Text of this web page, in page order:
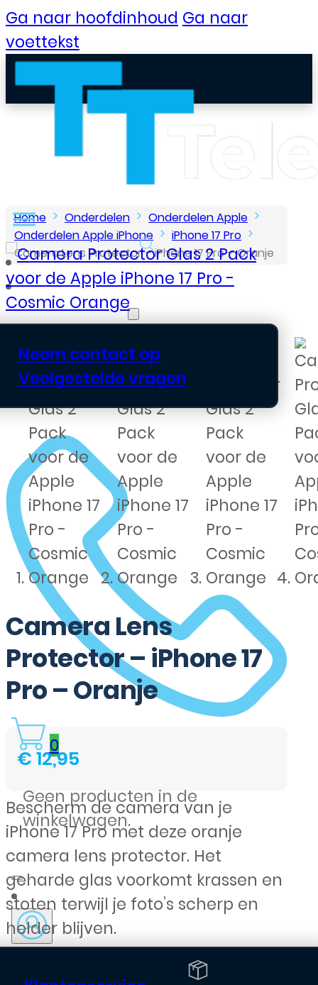
Ga naar hoofdinhoud Ga naar
voettekst
B2B Portaal
Klantenservice
Neem contact op
Veelgestelde vragen
0
Geen producten in de
winkelwagen.
Home Onderdelen
Onderdelen Apple
Onderdelen Apple iPhone
iPhone 17 Pro
Camera Lens Protector – iPhone 17 Pro – Oranje
Camera Lens
Protector – iPhone 17
Pro – Oranje
€12,95
Bescherm de camera van je
iPhone 17 Pro met deze oranje
camera lens protector. Het
geharde glas voorkomt krassen en
stoten terwijl je foto’s scherp en
helder blijven.